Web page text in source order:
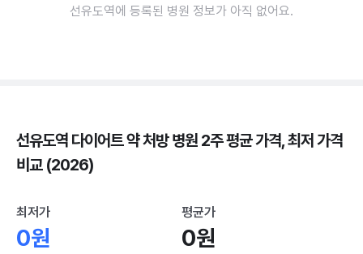
선유도역에 등록된 병원 정보가 아직 없어요.
선유도역 다이어트 약 처방 병원 2주 평균 가격, 최저 가격
비교 (2026)
최저가
0원
평균가
0원